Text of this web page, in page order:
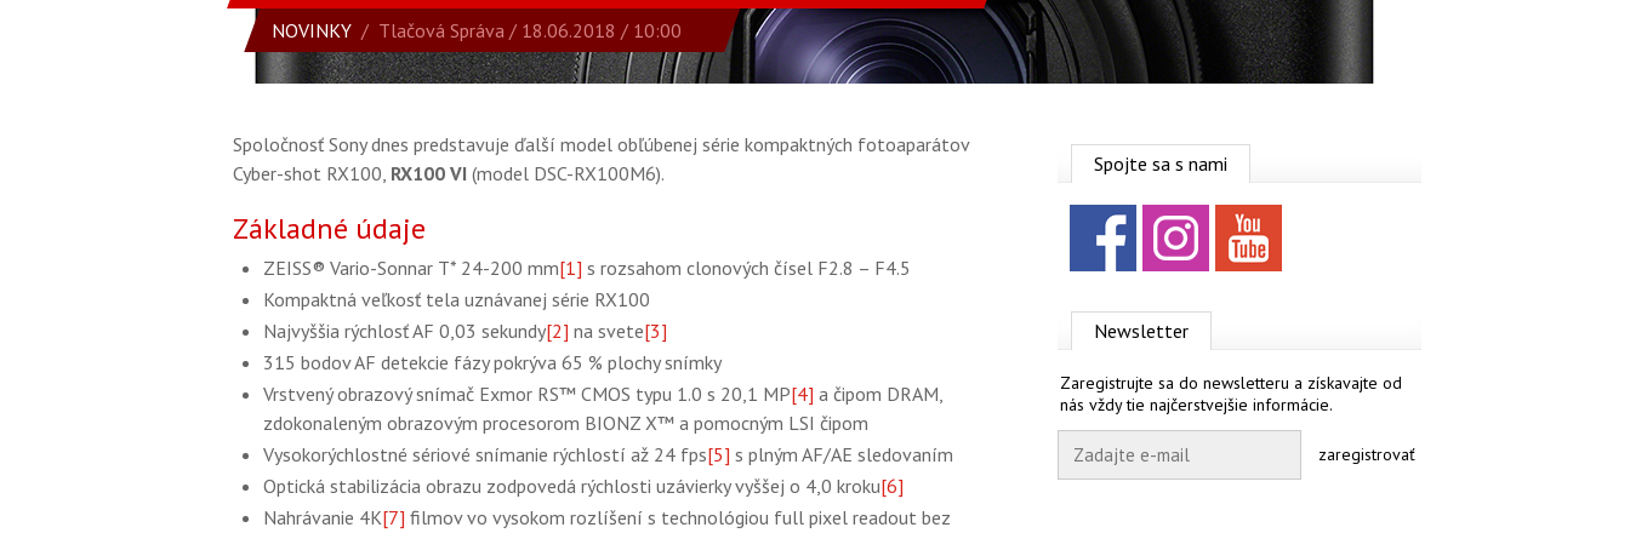
NOVINKY/ Tlačová Správa / 18.06.2018 / 10:00
Spoločnosť Sony dnes predstavuje ďalší model obľúbenej série kompaktných fotoaparátov
Cyber-shot RX100, RX100 VI (model DSC-RX100M6).
Základné údaje
ZEISS® Vario-Sonnar T* 24-200 mm[1] s rozsahom clonových čísel F2.8 – F4.5
Kompaktná veľkosť tela uznávanej série RX100
Najvyššia rýchlosť AF 0,03 sekundy[2] na svete[3]
315 bodov AF detekcie fázy pokrýva 65 % plochy snímky
Vrstvený obrazový snímač Exmor RS™ CMOS typu 1.0 s 20,1 MP[4] a čipom DRAM,
zdokonaleným obrazovým procesorom BIONZ X™ a pomocným LSI čipom
Vysokorýchlostné sériové snímanie rýchlostí až 24 fps[5] s plným AF/AE sledovaním
Optická stabilizácia obrazu zodpovedá rýchlosti uzávierky vyššej o 4,0 kroku[6]
Nahrávanie 4K[7] filmov vo vysokom rozlíšení s technológiou full pixel readout bez
Spojte sa s nami
Facebook
Newsletter
Zaregistrujte sa do newsletteru a získavajte od
nás vždy tie najčerstvejšie informácie.
zaregistrovať